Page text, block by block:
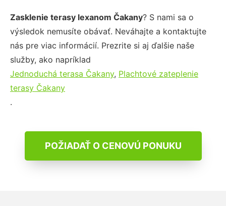
Zasklenie terasy lexanom Čakany? S nami sa o
výsledok nemusíte obávať. Neváhajte a kontaktujte
nás pre viac informácií. Prezrite si aj ďalšie naše
služby, ako napríklad
Jednoduchá terasa Čakany, Plachtové zateplenie
terasy Čakany
.
POŽIADAŤ O CENOVÚ PONUKU